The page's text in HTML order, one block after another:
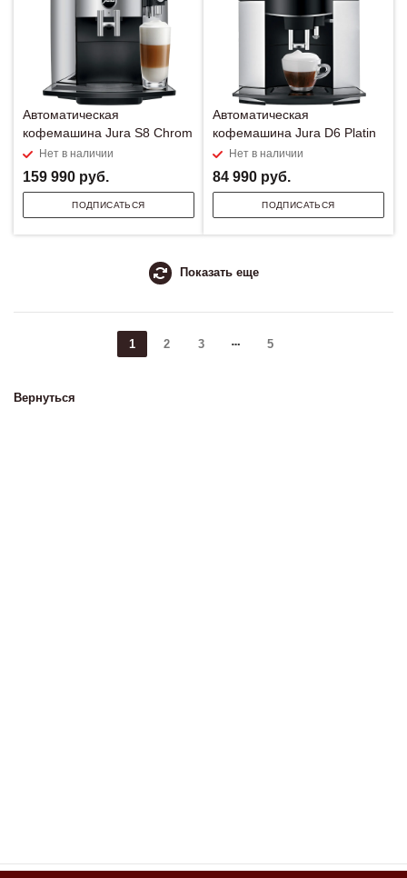
Автоматическая
кофемашина Jura S8 Chrom
Нет в наличии
159 990 руб.
ПОДПИСАТЬСЯ
Автоматическая
кофемашина Jura D6 Platin
Нет в наличии
84 990 руб.
ПОДПИСАТЬСЯ
Показать еще
1 2 3 5
Вернуться